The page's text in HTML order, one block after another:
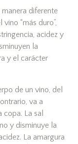
diferente
“más duro”,
acidez y
la
y el carácter
de un vino, del
va a
La sal
y disminuye la
La amargura